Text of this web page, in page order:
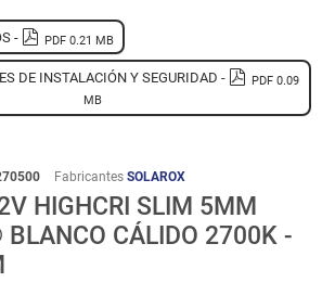
- PDF 0.21 MB
DE INSTALACIÓN Y SEGURIDAD -
PDF 0.09
MB
Fabricantes SOLAROX
HIGHCRI SLIM 5MM
BLANCO CÁLIDO 2700K -